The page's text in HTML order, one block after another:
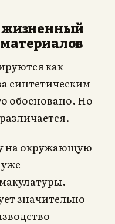
жизненный
как
синтетическим
обосновано. Но
на окружающую
значительно